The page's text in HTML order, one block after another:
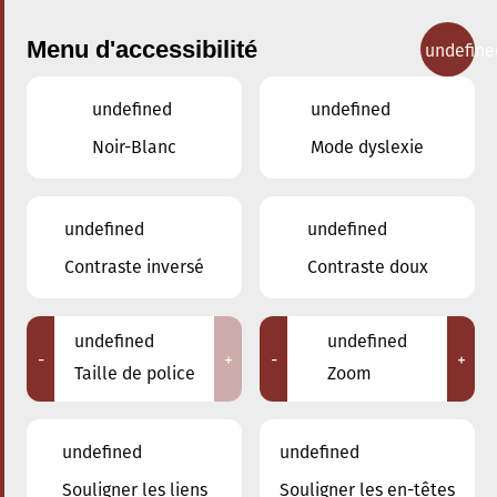
Concerts
Adresse
Menu d'accessibilité
undefined
Noir-Blanc
undefined
Mode dyslexie
undefined
Contraste inversé
undefined
Contraste doux
-
undefined
Taille de police
+ -
undefined
Zoom
+
undefined
Souligner les liens
undefined
Souligner les en-têtes